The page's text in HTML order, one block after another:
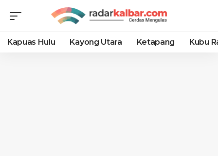
Kapuas Hulu Kayong Utara Ketapang Kubu